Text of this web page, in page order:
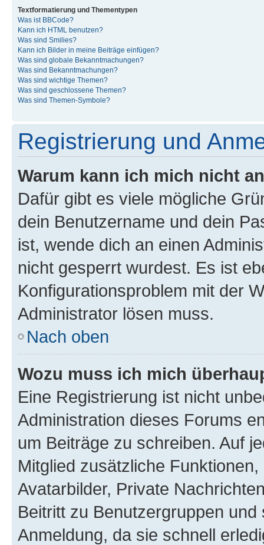
Textformatierung und Thementypen
Was ist BBCode?
Kann ich HTML benutzen?
Was sind Smilies?
Kann ich Bilder in meine Beiträge einfügen?
Was sind globale Bekanntmachungen?
Was sind Bekanntmachungen?
Was sind wichtige Themen?
Was sind geschlossene Themen?
Was sind Themen-Symbole?
Registrierung und
Warum kann ich mich nicht
Dafür gibt es viele mögliche
dein Benutzername und dein
ist, wende dich an einen
nicht gesperrt wurdest. Es ist
Konfigurationsproblem mit der
Administrator lösen muss.
Nach oben
Wozu muss ich mich
Eine Registrierung ist nicht
Administration dieses Forums
um Beiträge zu schreiben. Auf
Mitglied zusätzliche
Avatarbilder, Private
Beitritt zu Benutzergruppen
Anmeldung, da sie schnell